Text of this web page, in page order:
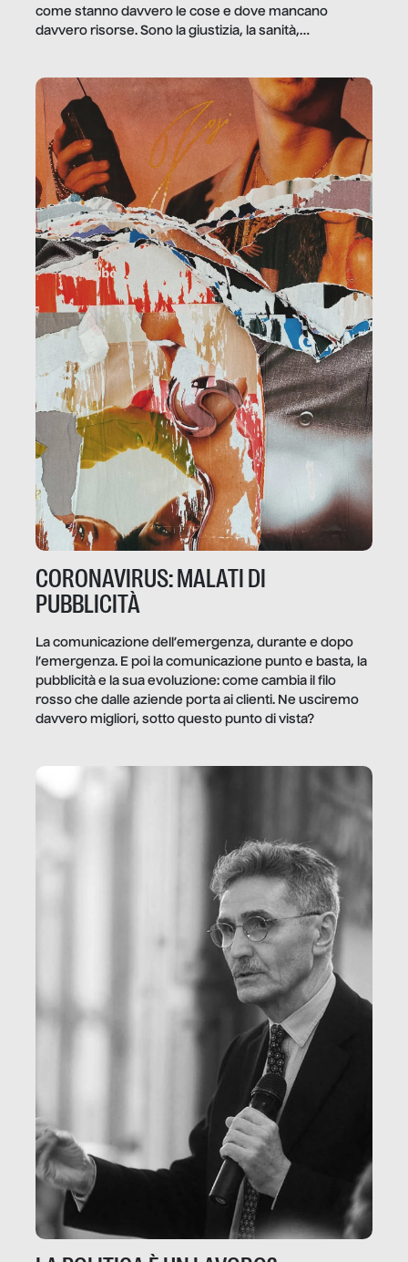
come stanno davvero le cose e dove mancano
davvero risorse. Sono la giustizia, la sanità,
CORONAVIRUS: MALATI DI
PUBBLICITÀ
La comunicazione dell’emergenza, durante e dopo
l’emergenza. E poi la comunicazione punto e basta, la
pubblicità e la sua evoluzione: come cambia il filo
rosso che dalle aziende porta ai clienti. Ne usciremo
davvero migliori, sotto questo punto di vista?